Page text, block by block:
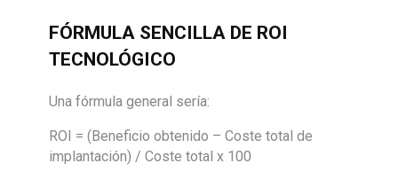
FÓRMULA SENCILLA DE ROI
TECNOLÓGICO
Una fórmula general sería:
ROI = (Beneficio obtenido – Coste total de
implantación) / Coste total x 100